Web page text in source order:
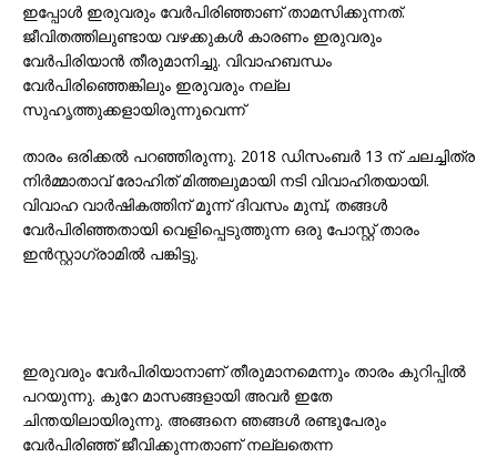
ഇപ്പോൾ ഇരുവരും വേർപിരിഞ്ഞാണ് താമസിക്കുന്നത്.
ജീവിതത്തിലുണ്ടായ വഴക്കുകൾ കാരണം ഇരുവരും
വേർപിരിയാൻ തീരുമാനിച്ചു. വിവാഹബന്ധം
വേർപിരിഞ്ഞെങ്കിലും ഇരുവരും നല്ല
സുഹൃത്തുക്കളായിരുന്നുവെന്ന്
താരം ഒരിക്കൽ പറഞ്ഞിരുന്നു. 2018 ഡിസംബർ 13 ന് ചലച്ചിത്ര
നിർമ്മാതാവ് രോഹിത് മിത്തലുമായി നടി വിവാഹിതയായി.
വിവാഹ വാർഷികത്തിന് മൂന്ന് ദിവസം മുമ്പ്, തങ്ങൾ
വേർപിരിഞ്ഞതായി വെളിപ്പെടുത്തുന്ന ഒരു പോസ്റ്റ് താരം
ഇൻസ്റ്റാഗ്രാമിൽ പങ്കിട്ടു.
ഇരുവരും വേർപിരിയാനാണ് തീരുമാനമെന്നും താരം കുറിപ്പിൽ
പറയുന്നു. കുറേ മാസങ്ങളായി അവർ ഇതേ
ചിന്തയിലായിരുന്നു. അങ്ങനെ ഞങ്ങൾ രണ്ടുപേരും
വേർപിരിഞ്ഞ് ജീവിക്കുന്നതാണ് നല്ലതെന്ന